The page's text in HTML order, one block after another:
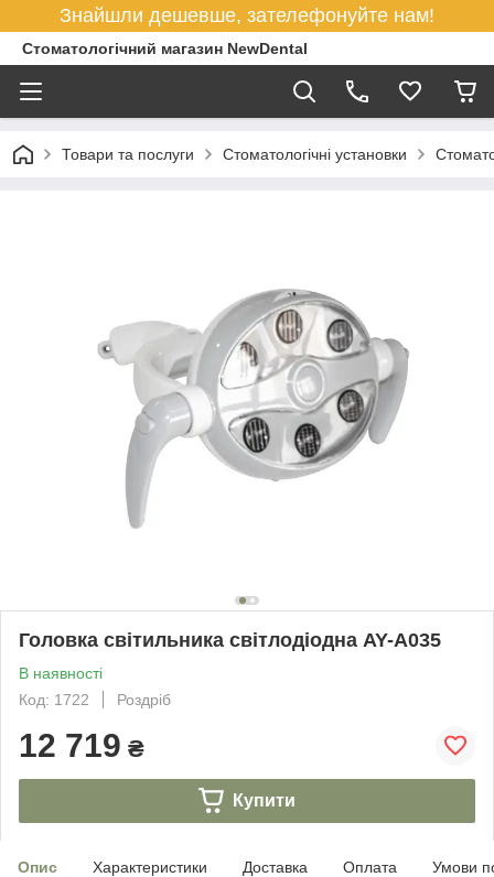
Знайшли дешевше, зателефонуйте нам!
Стоматологічний магазин NewDental
Товари та послуги Стоматологічні установки
Головка світильника світлодіодна AY-A035
В наявності
Код: 1722
Роздріб
12 719 ₴
Купити
Опис Характеристики Доставка Оплата Умови